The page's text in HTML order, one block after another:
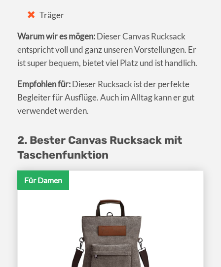
Träger
Warum wir es mögen:Dieser Canvas Rucksack
entspricht voll und ganz unseren Vorstellungen. Er
ist super bequem, bietet viel Platz und ist handlich.
Empfohlen für:Dieser Rucksack ist der perfekte
Begleiter für Ausflüge. Auch im Alltag kann er gut
verwendet werden.
2. Bester Canvas Rucksack mit
Taschenfunktion
Für Damen